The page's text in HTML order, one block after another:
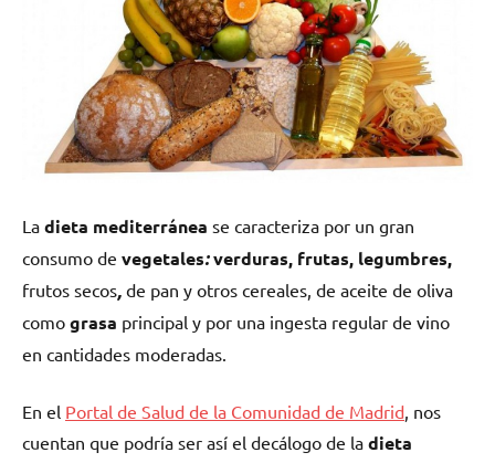
La dieta mediterránea se caracteriza por un gran
consumo de vegetales:verduras, frutas, legumbres,
frutos secos, de pan y otros cereales, de aceite de oliva
como grasa principal y por una ingesta regular de vino
en cantidades moderadas.
En el Portal de Salud de la Comunidad de Madrid , nos
cuentan que podría ser así el decálogo de la dieta